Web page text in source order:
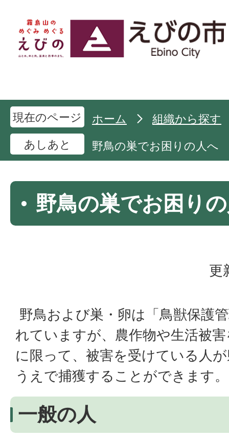
現在のページ ホーム
組織から探す
あしあと
野鳥の巣でお困りの人へ
野鳥の巣でお困り
更
野鳥および巣・卵は「鳥獣保護
れていますが、農作物や生活被
に限って、被害を受けている人
うえで捕獲することができます。
一般の人